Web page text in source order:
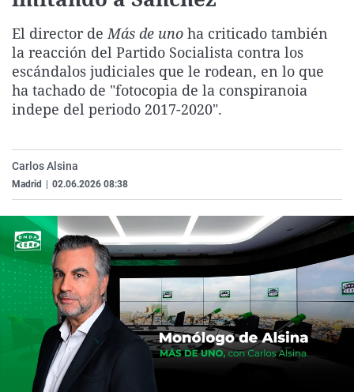
Gente viajera
Como el perro y el
Retornados
Equipo de
Operación Viuda
Galicia
La Rioja
Navarra
Televisión
Elecciones
El director de Más de uno ha criticado también
la reacción del Partido Socialista contra los
escándalos judiciales que le rodean, en lo que
ha tachado de "fotocopia de la conspiranoia
indepe del periodo 2017-2020".
Carlos Alsina
Madrid 02.06.2026 08:38